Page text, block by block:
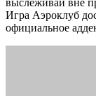
выслеживай вне
Игра Аэроклуб
официальное